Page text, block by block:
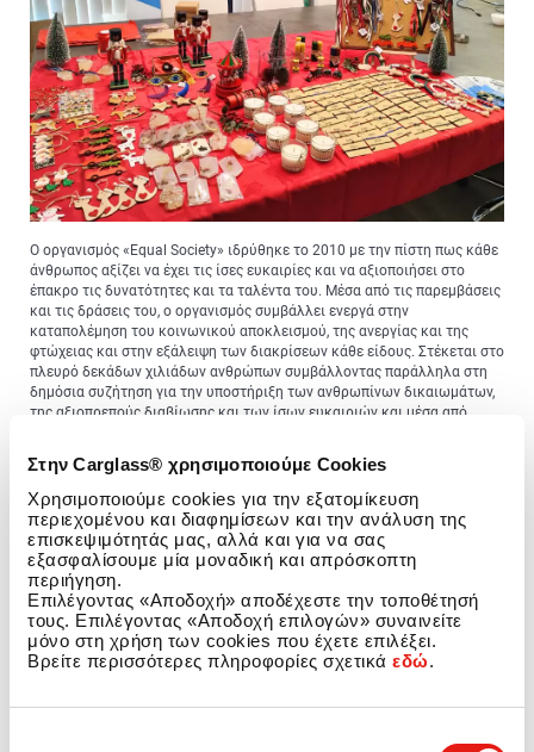
Στην Carglass® χρησιμοποιούμε Cookies
Χρησιμοποιούμε cookies για την εξατομίκευση
περιεχομένου και διαφημίσεων και την ανάλυση της
επισκεψιμότητάς μας, αλλά και για να σας
εξασφαλίσουμε μία μοναδική και απρόσκοπτη
περιήγηση.
Επιλέγοντας «Αποδοχή» αποδέχεστε την τοποθέτησή
τους. Επιλέγοντας «Αποδοχή επιλογών» συναινείτε
μόνο στη χρήση των cookies που έχετε επιλέξει.
Βρείτε περισσότερες πληροφορίες σχετικά εδώ.
Ο οργανισμός «Equal Society» ιδρύθηκε το 2010 με την πίστη πως κάθε
άνθρωπος αξίζει να έχει τις ίσες ευκαιρίες και να αξιοποιήσει στο
έπακρο τις δυνατότητες και τα ταλέντα του. Μέσα από τις παρεμβάσεις
και τις δράσεις του, ο οργανισμός συμβάλλει ενεργά στην
καταπολέμηση του κοινωνικού αποκλεισμού, της ανεργίας και της
φτώχειας και στην εξάλειψη των διακρίσεων κάθε είδους. Στέκεται στο
πλευρό δεκάδων χιλιάδων ανθρώπων συμβάλλοντας παράλληλα στη
δημόσια συζήτηση για την υποστήριξη των ανθρωπίνων δικαιωμάτων,
της αξιοπρεπούς διαβίωσης και των ίσων ευκαιριών και μέσα από
του πολιτισμού. Μπορείτε να μάθετε περισσότερα για τη δράση του
οργανισμού στοwww.equalsociety.gr
Με στόχο την οικονομική ενίσχυση του οργανισμού, στο
Χριστουγεννιάτικο Bazaar διατέθηκαν προς πώληση χειροποίητα
προϊόντα όπως κεριά, σαπούνια, γούρια, στολίδια, βραχιολάκια κ.α.. Όλα
τα προϊόντα ήταν δημιουργίες των μελών της θεατρικής ομάδας
αστέγων «Walkabout», καθώς επίσης ωφελούμενων, εθελοντών και
εργαζόμενων του οργανισμού, που δημιούργησαν τα προϊόντα υπό την
καθοδήγηση ενός έμπειρου επαγγελματία.
οργανισμών που κάνουν τη Διαφορά στην κοινωνία πηγάζει από το